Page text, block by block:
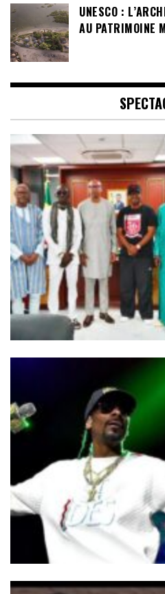
UNESCO :
AU PATRIMOINE